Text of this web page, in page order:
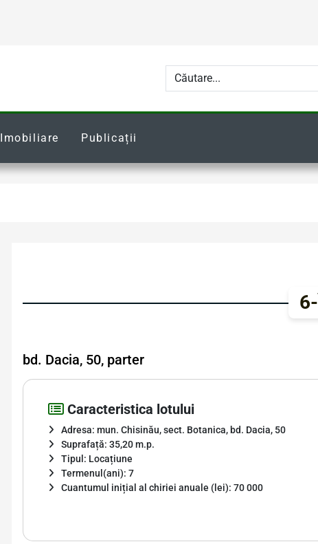
Imobiliare Publicații
bd. Dacia, 50, parter
Caracteristica lotului
Adresa: mun. Chisinău, sect. Botanica, bd. Dacia, 50
Suprafață: 35,20 m.p.
Tipul: Locațiune
Termenul(ani): 7
Cuantumul inițial al chiriei anuale (lei): 70 000